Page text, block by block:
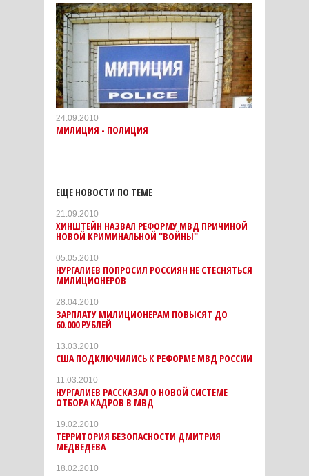
24.09.2010
МИЛИЦИЯ - ПОЛИЦИЯ
ЕЩЕ НОВОСТИ ПО ТЕМЕ
21.09.2010
ХИНШТЕЙН НАЗВАЛ РЕФОРМУ МВД ПРИЧИНОЙ
НОВОЙ КРИМИНАЛЬНОЙ "ВОЙНЫ"
05.05.2010
НУРГАЛИЕВ ПОПРОСИЛ РОССИЯН НЕ СТЕСНЯТЬСЯ
МИЛИЦИОНЕРОВ
28.04.2010
ЗАРПЛАТУ МИЛИЦИОНЕРАМ ПОВЫСЯТ ДО
60.000 РУБЛЕЙ
13.03.2010
США ПОДКЛЮЧИЛИСЬ К РЕФОРМЕ МВД РОССИИ
11.03.2010
НУРГАЛИЕВ РАССКАЗАЛ О НОВОЙ СИСТЕМЕ
ОТБОРА КАДРОВ В МВД
19.02.2010
ТЕРРИТОРИЯ БЕЗОПАСНОСТИ ДМИТРИЯ
МЕДВЕДЕВА
18.02.2010